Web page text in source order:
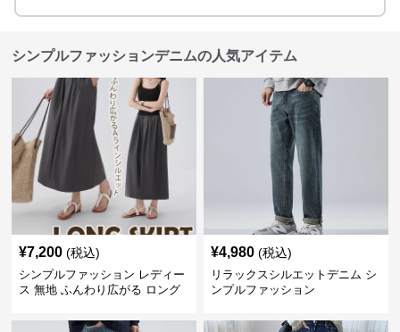
シンプルファッションデニムの人気アイテム
¥7,200 (税込)
シンプルファッション レディー
ス 無地 ふんわり広がる ロング
¥4,980 (税込)
リラックスシルエットデニム シ
ンプルファッション